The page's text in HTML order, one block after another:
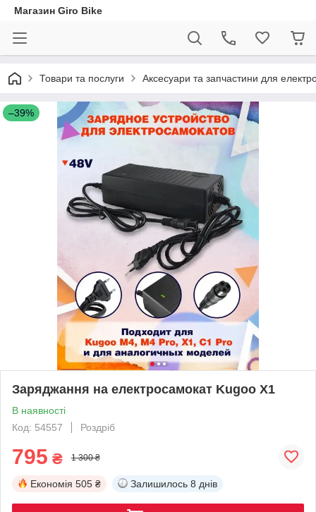
Магазин Giro Bike
Товари та послуги Аксесуари та запчастини для
–39%
Заряджання на електросамокат Kugoo X1
В наявності
Код: 54557
Роздріб
795 ₴ 1 300 ₴
Економія 505 ₴ Залишилось 8 днів